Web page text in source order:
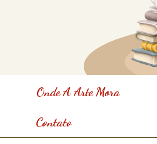
Onde A Arte Mora
Contato